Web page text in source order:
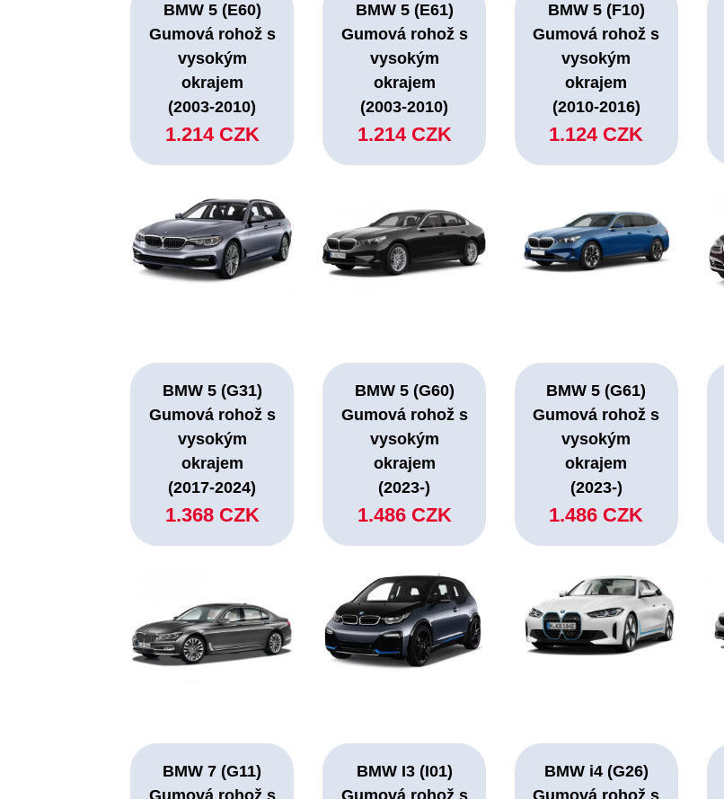
BMW 5 (E60)
Gumová rohož s
vysokým
okrajem
(2003-2010)
1.214 CZK
BMW 5 (E61)
Gumová rohož s
vysokým
okrajem
(2003-2010)
1.214 CZK
BMW 5 (F10)
Gumová rohož s
vysokým
okrajem
(2010-2016)
1.124 CZK
BMW 5 (G31)
Gumová rohož s
vysokým
okrajem
(2017-2024)
1.368 CZK
BMW 5 (G60)
Gumová rohož s
vysokým
okrajem
(2023-)
1.486 CZK
BMW 5 (G61)
Gumová rohož s
vysokým
okrajem
(2023-)
1.486 CZK
BMW 7 (G11)
BMW I3 (I01)
BMW i4 (G26)